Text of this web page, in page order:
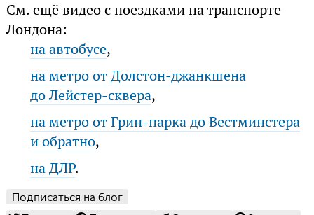
См. ещё видео с поездками на транспорте
Лондона:
на автобусе,
на метро от Долстон-джанкшена
до Лейстер-сквера,
на метро от Грин-парка до Вестминстера
и обратно,
на ДЛР.
Подписаться на блог